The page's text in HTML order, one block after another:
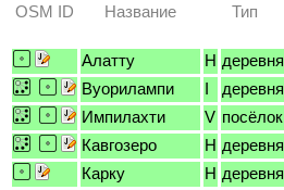
OSM ID Название Тип
Алатту H деревня
Вуорилампи
I
деревня
Импилахти
V посёлок
Кавгозеро
H деревня
Карку
H деревня